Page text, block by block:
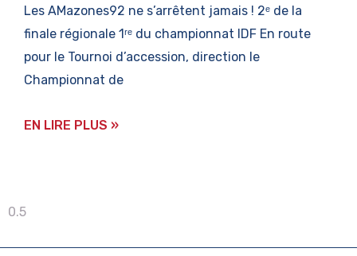
Les AMazones92 ne s’arrêtent jamais ! 2ᵉ de la
finale régionale 1ʳᵉ du championnat IDF En route
pour le Tournoi d’accession, direction le
Championnat de
EN LIRE PLUS »